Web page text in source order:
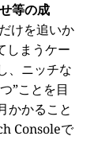
等の成
けを追いか
しまうケー
、ニッチな
”ことを目
かかること
Consoleで